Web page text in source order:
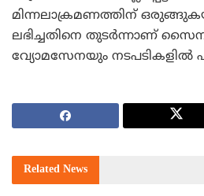
മിന്നലാക്രമണത്തിന്
ലഭിച്ചതിനെ തുടര്‍ന്നാണ്
വ്യോമസേനയും നടപടികളില്‍
Related News